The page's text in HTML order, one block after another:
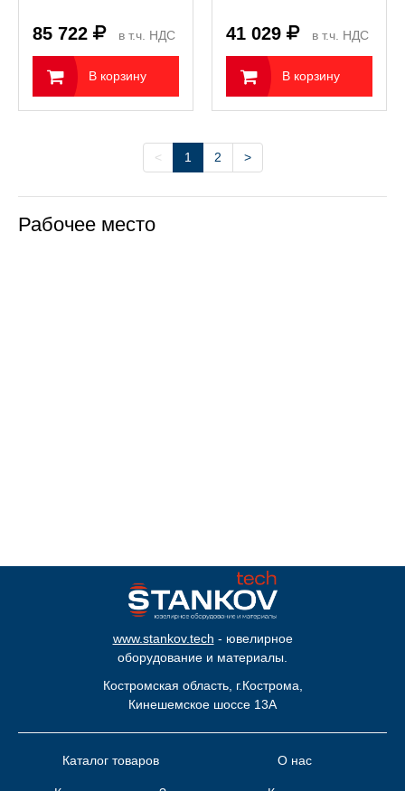
85 722 в т.ч. НДС
В корзину
вращения
41 029 в т.ч. НДС
В корзину
< 1 2 >
Рабочее место
www.stankov.tech - ювелирное
оборудование и материалы.
Костромская область, г.Кострома,
Кинешемское шоссе 13А
Каталог товаров О нас